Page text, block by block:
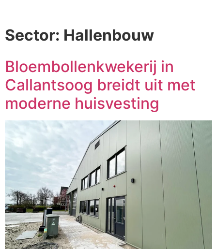
Sector: Hallenbouw
Bloembollenkwekerij in
Callantsoog breidt uit met
moderne huisvesting